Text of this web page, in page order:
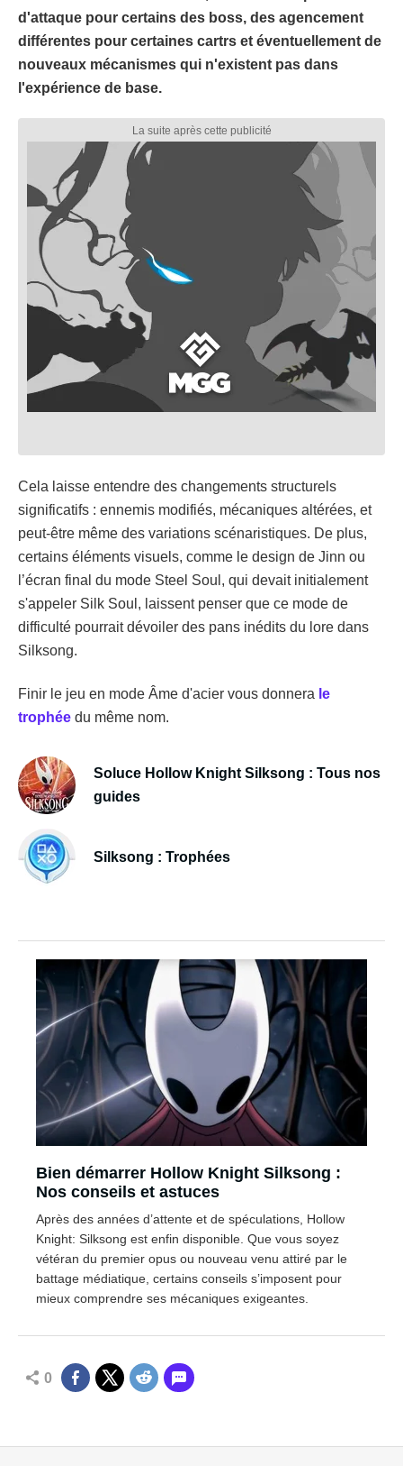
d'attaque pour certains des boss, des agencement
différentes pour certaines cartrs et éventuellement de
nouveaux mécanismes qui n'existent pas dans
l'expérience de base.
Cela laisse entendre des changements structurels
significatifs : ennemis modifiés, mécaniques altérées, et
peut-être même des variations scénaristiques. De plus,
certains éléments visuels, comme le design de Jinn ou
l’écran final du mode Steel Soul, qui devait initialement
s'appeler Silk Soul, laissent penser que ce mode de
difficulté pourrait dévoiler des pans inédits du lore dans
Silksong.
Finir le jeu en mode Âme d'acier vous donnera le
trophée du même nom.
Soluce Hollow Knight Silksong : Tous nos
guides
Silksong : Trophées
Bien démarrer Hollow Knight Silksong :
Nos conseils et astuces
Après des années d’attente et de spéculations, Hollow
Knight: Silksong est enfin disponible. Que vous soyez
vétéran du premier opus ou nouveau venu attiré par le
battage médiatique, certains conseils s’imposent pour
mieux comprendre ses mécaniques exigeantes.
0